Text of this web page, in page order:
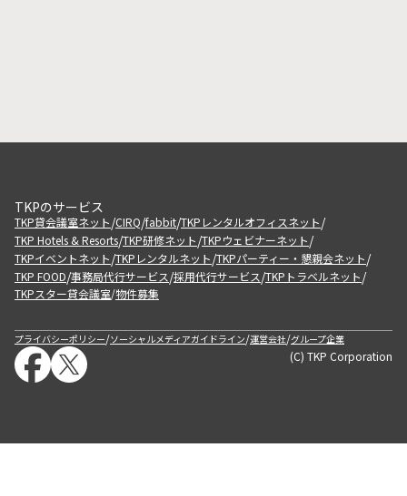
TKPのサービス
TKP貸会議室ネット/CIRQ/fabbit/TKPレンタルオフィスネット/
TKP Hotels & Resorts/TKP研修ネット/TKPウェビナーネット/
TKPイベントネット/TKPレンタルネット/TKPパーティー・懇親会ネット/
TKP FOOD/事務局代行サービス/採用代行サービス/TKPトラベルネット/
TKPスター貸会議室/物件募集
プライバシーポリシー/ソーシャルメディアガイドライン/運営会社/グループ企業
(C) TKP Corporation